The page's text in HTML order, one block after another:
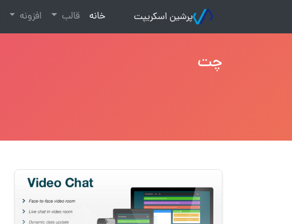
پرشین اسکریپت خانه
(current) قالب افزونه
چت